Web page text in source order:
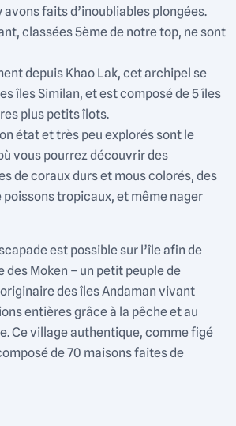
faits d’inoubliables plongées.
classées 5ème de notre top, ne sont
depuis Khao Lak, cet archipel se
îles Similan, et est composé de 5 îles
plus petits îlots.
état et très peu explorés sont le
vous pourrez découvrir des
de coraux durs et mous colorés, des
poissons tropicaux, et même nager
est possible sur l’île afin de
Moken – un petit peuple de
des îles Andaman vivant
entières grâce à la pêche et au
Ce village authentique, comme figé
de 70 maisons faites de